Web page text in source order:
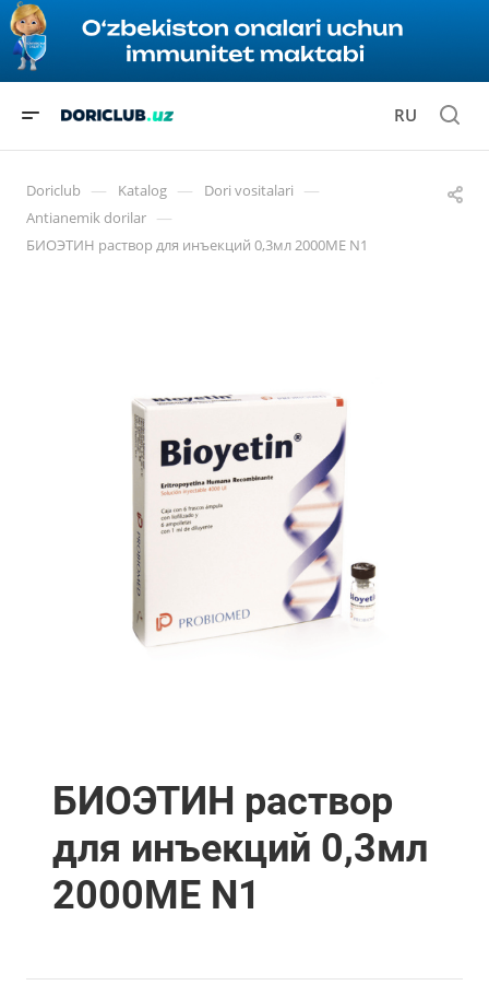
RU
Doriclub — Katalog — Dori vositalari —
Antianemik dorilar —
БИОЭТИН раствор для инъекций 0,3мл 2000МЕ N1
БИОЭТИН раствор
для инъекций 0,3мл
2000МЕ N1